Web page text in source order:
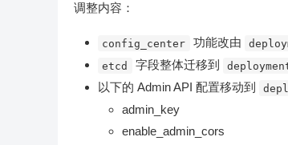
调整内容：
config_center 功能改由
etcd 字段整体迁移到
以下的 Admin API 配置移动到
admin_key
enable_admin_cors